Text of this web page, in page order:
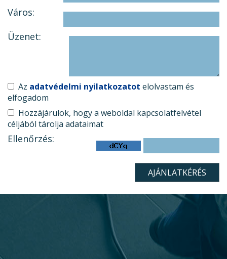
Város:
Üzenet:
Az adatvédelmi nyilatkozatot elolvastam és
elfogadom
Hozzájárulok, hogy a weboldal kapcsolatfelvétel
céljából tárolja adataimat
Ellenőrzés: